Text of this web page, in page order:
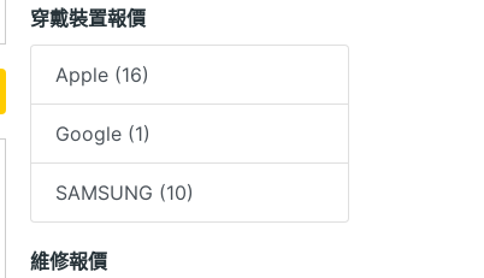
穿戴裝置報價
Apple (16)
Google (1)
SAMSUNG (10)
維修報價